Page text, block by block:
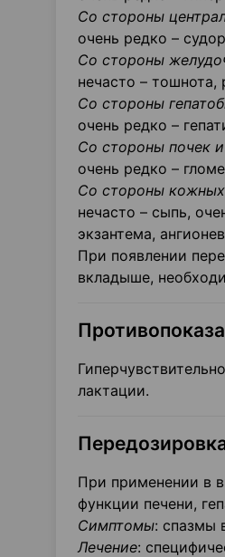
Со стороны
очень редко –
Со стороны
нечасто –
Со стороны
очень редко –
Со стороны почек
очень редко –
Со стороны
нечасто – сыпь,
экзантема,
При появлении
вкладыше,
лактации.
При применении в
функции печени,
Симптомы: спазмы
Лечение: